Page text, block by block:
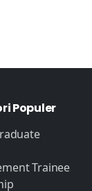
Populer
Trainee